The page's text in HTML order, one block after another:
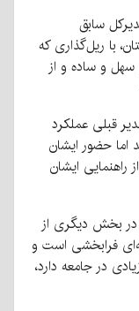
سابق
با ریل‌گذاری که
و ساده و از
قبلی عملکرد
اما حضور ایشان
ایشان
بخش دیگری از
فرابخشی است و
در جامعه دارد،